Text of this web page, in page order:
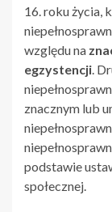
16. roku życia,
względu na
egzystencji .
znacznym lub
podstawie
społecznej.